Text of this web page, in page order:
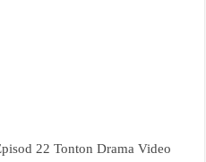
22 Tonton Drama Video